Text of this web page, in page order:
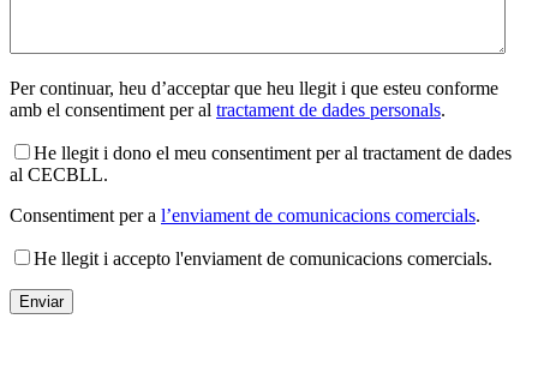
Per continuar, heu d’acceptar que heu llegit i que esteu conforme
amb el consentiment per al tractament de dades personals.
He llegit i dono el meu consentiment per al tractament de dades
al CECBLL.
Consentiment per a l’enviament de comunicacions comercials.
He llegit i accepto l'enviament de comunicacions comercials.